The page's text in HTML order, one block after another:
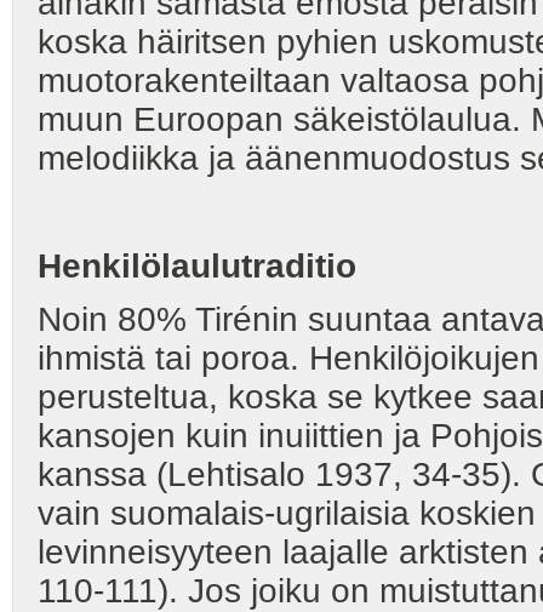
koska häiritsen pyhien
muotorakenteiltaan valtaosa
muun Euroopan säkeistölaulua.
melodiikka ja äänenmuodostus
Henkilölaulutraditio
Noin 80% Tirénin suuntaa
ihmistä tai poroa.
perusteltua, koska se kytkee
kansojen kuin inuiittien ja
kanssa (Lehtisalo 1937, 34-35).
vain suomalais-ugrilaisia
levinneisyyteen laajalle
110-111). Jos joiku on